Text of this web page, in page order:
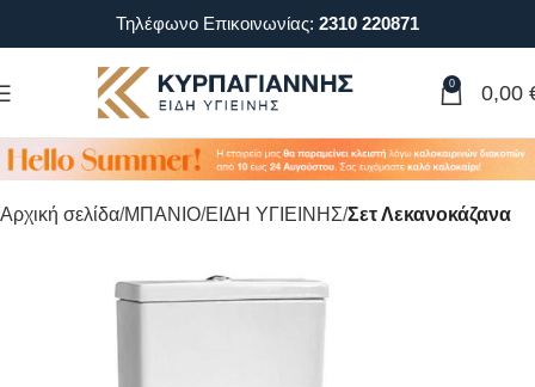
Τηλέφωνο Επικοινωνίας: 2310 220871
0 0,00
Αρχική σελίδα ΜΠΑΝΙΟ ΕΙΔΗ ΥΓΙΕΙΝΗΣ Σετ Λεκανοκάζανα